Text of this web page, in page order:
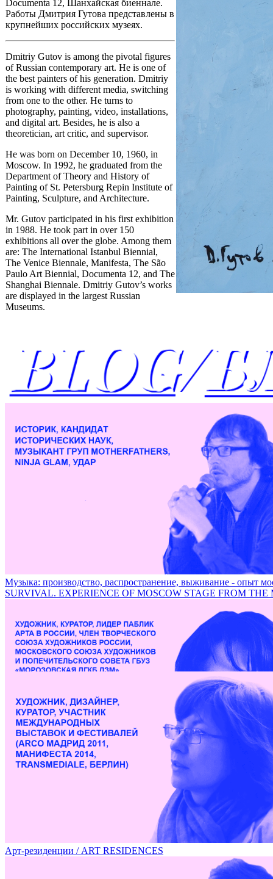
Doсumenta 12, Шанхайская биеннале.
Работы Дмитрия Гутова представлены в
крупнейших российских музеях.
Dmitriy Gutov is among the pivotal figures
of Russian contemporary art. He is one of
the best painters of his generation. Dmitriy
is working with different media, switching
from one to the other. He turns to
photography, painting, video, installations,
and digital art. Besides, he is also a
theoretician, art critic, and supervisor.
He was born on December 10, 1960, in
Moscow. In 1992, he graduated from the
Department of Theory and History of
Painting of St. Petersburg Repin Institute of
Painting, Sculpture, and Architecture.
Mr. Gutov participated in his first exhibition
in 1988. He took part in over 150
exhibitions all over the globe. Among them
are: The International Istanbul Biennial,
The Venice Biennale, Manifesta, The São
Paulo Art Biennial, Documenta 12, and The
Shanghai Biennale. Dmitriy Gutov’s works
are displayed in the largest Russian
Museums.
Музыка: производство, распространение, выживание - опыт
SURVIVAL. EXPERIENCE OF MOSCOW STAGE FROM
Лекция Марины Звягинцевой в рамках фестиваля DOCA /
Арт-резиденции / ART RESIDENCES